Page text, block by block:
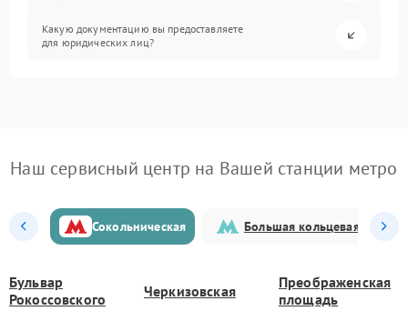
Какую документацию вы предоставляете
для юридических лиц?
Наш сервисный центр на Вашей станции метро
Сокольническая Большая кольцевая
Бульвар
Рокоссовского
Черкизовская
Преображенская
площадь